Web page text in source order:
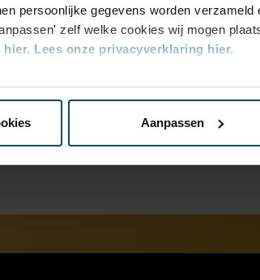
persoonlijke gegevens worden
zelf welke cookies wij mogen
hier. Lees onze privacyverklaring hier.
website kunt u uw toestemming op elk
die uw gegevens kunnen ontvangen en
Aanpassen